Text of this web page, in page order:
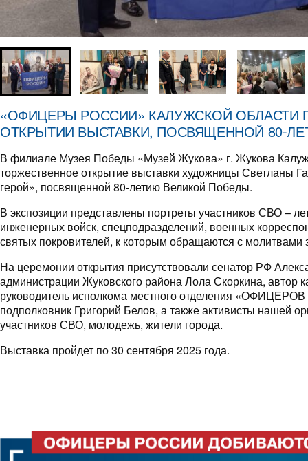
«ОФИЦЕРЫ РОССИИ» КАЛУЖСКОЙ ОБЛАСТИ
ОТКРЫТИИ ВЫСТАВКИ, ПОСВЯЩЕННОЙ 80-
В филиале Музея Победы «Музей Жукова» г. Жукова
торжественное открытие выставки художницы Светланы
герой», посвященной 80-летию Великой Победы.
В экспозиции представлены портреты участников СВО –
инженерных войск, спецподразделений, военных
святых покровителей, к которым обращаются с молитвами
На церемонии открытия присутствовали сенатор РФ
администрации Жуковского района Лола Скоркина, автор
руководитель исполкома местного отделения
подполковник Григорий Белов, а также активисты нашей
участников СВО, молодежь, жители города.
Выставка пройдет по 30 сентября 2025 года.